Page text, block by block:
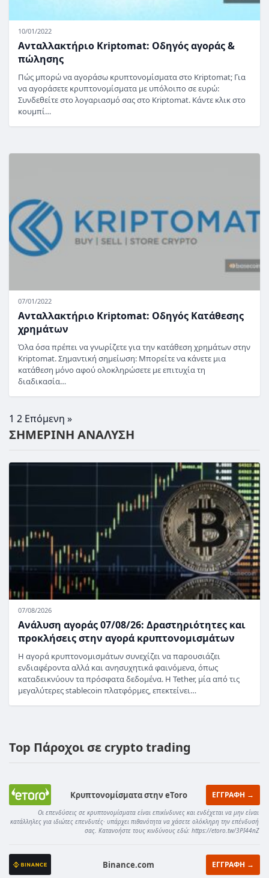
10/01/2022
Ανταλλακτήριο Kriptomat: Οδηγός αγοράς &
πώλησης
Πώς μπορώ να αγοράσω κρυπτονομίσματα στο Kriptomat; Για
να αγοράσετε κρυπτονομίσματα με υπόλοιπο σε ευρώ:
Συνδεθείτε στο λογαριασμό σας στο Kriptomat. Κάντε κλικ στο
κουμπί…
07/01/2022
Ανταλλακτήριο Kriptomat: Οδηγός Κατάθεσης
χρημάτων
Όλα όσα πρέπει να γνωρίζετε για την κατάθεση χρημάτων στην
Kriptomat. Σημαντική σημείωση: Μπορείτε να κάνετε μια
κατάθεση μόνο αφού ολοκληρώσετε με επιτυχία τη
διαδικασία…
1 2 Επόμενη »
ΣΗΜΕΡΙΝΗ ΑΝΑΛΥΣΗ
07/08/2026
Ανάλυση αγοράς 07/08/26: Δραστηριότητες και
προκλήσεις στην αγορά κρυπτονομισμάτων
Η αγορά κρυπτονομισμάτων συνεχίζει να παρουσιάζει
ενδιαφέροντα αλλά και ανησυχητικά φαινόμενα, όπως
καταδεικνύουν τα πρόσφατα δεδομένα. Η Tether, μία από τις
μεγαλύτερες stablecoin πλατφόρμες, επεκτείνει…
Top Πάροχοι σε crypto trading
Κρυπτονομίσματα στην eToro ΕΓΓΡΑΦΗ →
Οι επενδύσεις σε κρυπτονομίσματα είναι επικίνδυνες και ενδέχεται να μην είναι
κατάλληλες για ιδιώτες επενδυτές· υπάρχει πιθανότητα να χάσετε ολόκληρη την επένδυσή
σας. Κατανοήστε τους κινδύνους εδώ: https://etoro.tw/3PI44nZ
Binance.com ΕΓΓΡΑΦΗ →